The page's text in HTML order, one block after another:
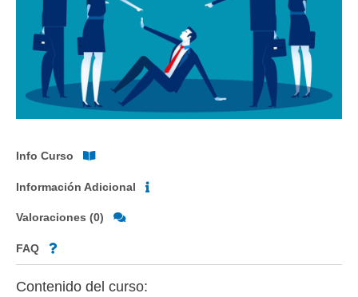
Info Curso
Información Adicional
Valoraciones (0)
FAQ
Contenido del curso: